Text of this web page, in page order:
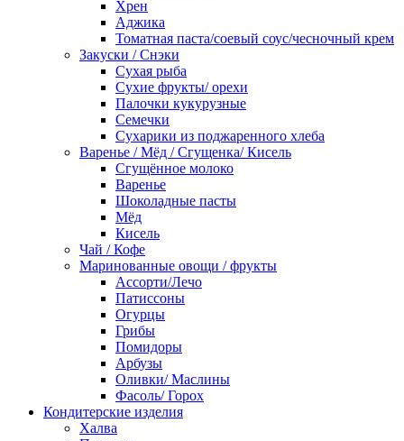
Хрен
Аджика
Томатная паста/соевый соус/чесночный крем
Закуски / Снэки
Сухая рыба
Сухие фрукты/ орехи
Палочки кукурузные
Семечки
Сухарики из поджаренного хлеба
Варенье / Мёд / Сгущенка/ Кисель
Сгущённое молоко
Варенье
Шоколадные пасты
Мёд
Кисель
Чай / Кофе
Маринованные овощи / фрукты
Ассорти/Лечо
Патиссоны
Огурцы
Грибы
Помидоры
Арбузы
Оливки/ Маслины
Фасоль/ Горох
Кондитерские изделия
Халва